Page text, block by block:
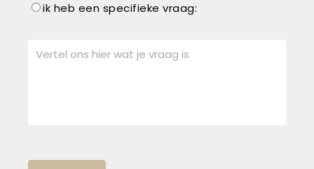
ik heb een specifieke vraag: